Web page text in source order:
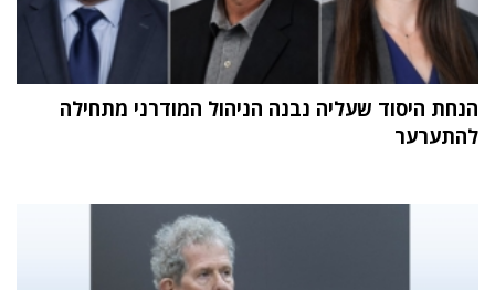
הנחת היסוד שעליה נבנה הניהול המודרני מתחילה
להתערער